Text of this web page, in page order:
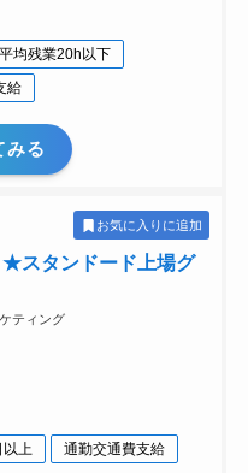
平均残業20h以下
給
みる
お気に入りに追加
★スタンドード上場グ
ティング
以上 通勤交通費支給